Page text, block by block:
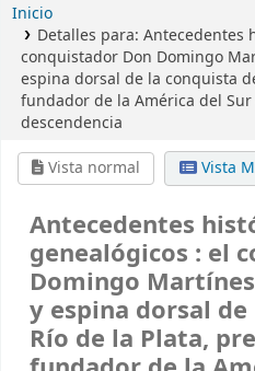
Inicio
Detalles para: Antecedentes
conquistador Don Domingo
espina dorsal de la conquista
fundador de la América del
descendencia
Vista normal
Vista
Antecedentes
genealógicos : el
Domingo
y espina dorsal
Río de la Plata,